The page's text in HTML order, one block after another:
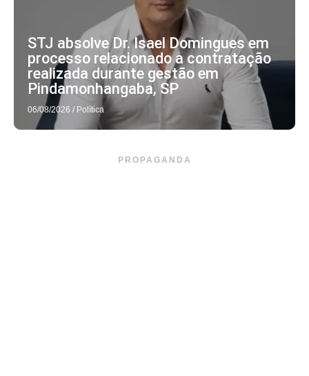
STJ absolve Dr. Isael Domingues em
processo relacionado a contratação
realizada durante gestão em
Pindamonhangaba, SP
06/08/2026 / Política
PROPAGANDA